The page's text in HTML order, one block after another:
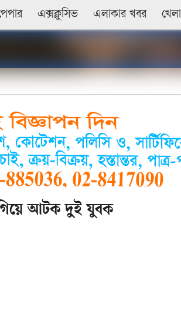
এক্সক্লুসিভ এলাকার খবর খেলা
গিয়ে আটক দুই যুবক